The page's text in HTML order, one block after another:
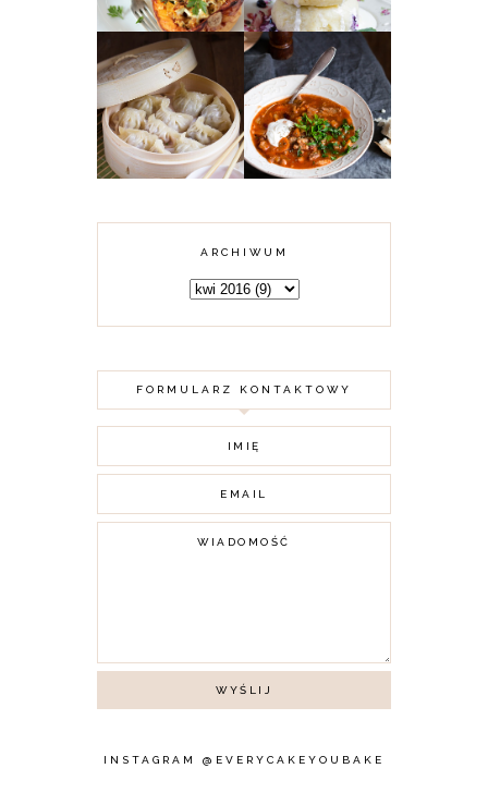
CHIŃSKIE
PIEROŻKI DIM
SUM Z MIĘSEM
KARMUSZKA -
ZUPA GULASZOWA
Z WARMII I
MAZUR
ARCHIWUM
FORMULARZ KONTAKTOWY
INSTAGRAM @EVERYCAKEYOUBAKE